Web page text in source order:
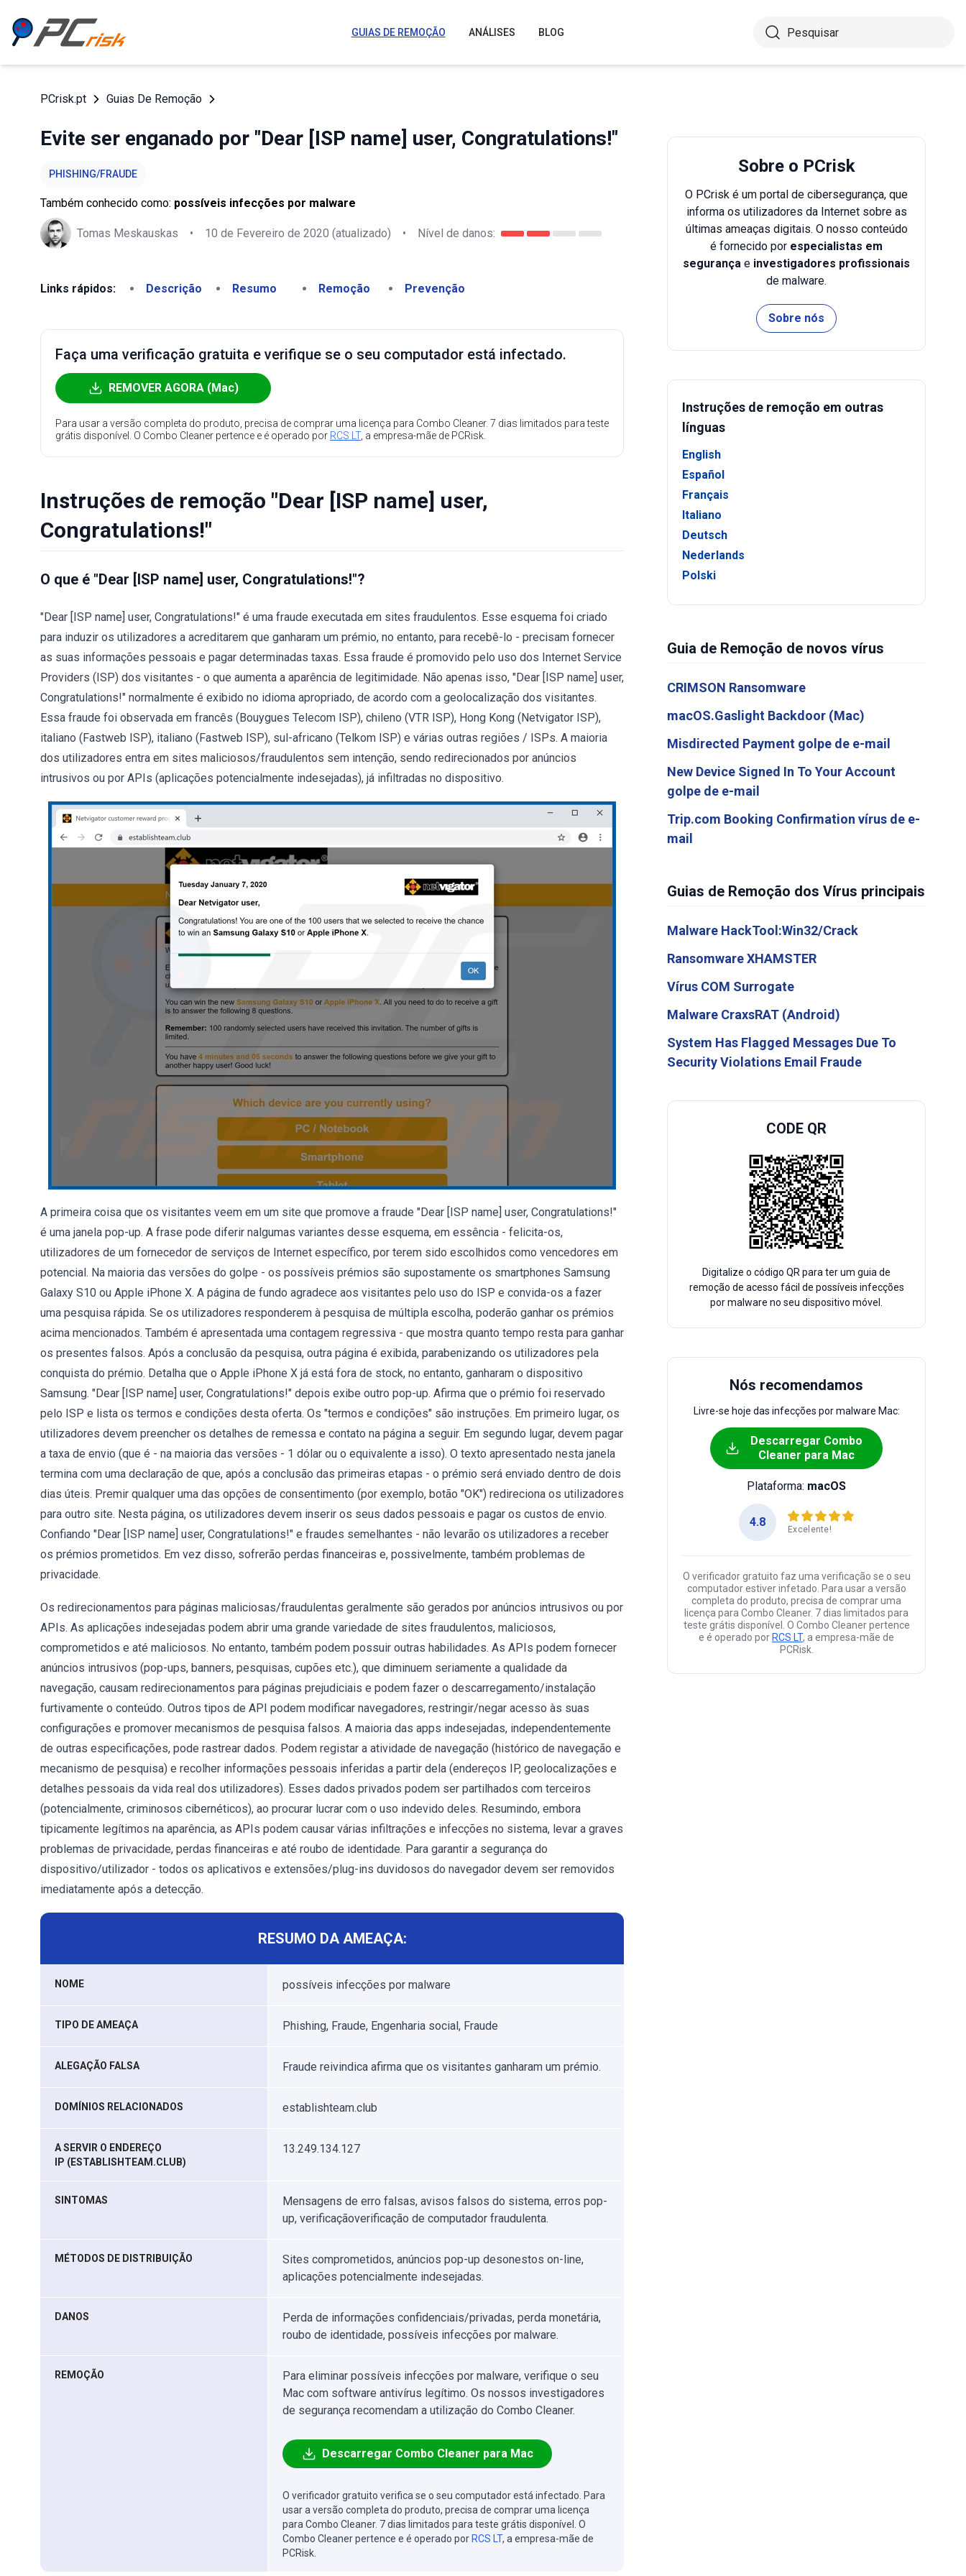
GUIAS DE REMOÇÃO ANÁLISES BLOG
PCrisk.pt Guias De Remoção
Evite ser enganado por "Dear [ISP name] user, Congratulations!"
PHISHING/FRAUDE
Também conhecido como: possíveis infecções por malware
Tomas Meskauskas • 10 de Fevereiro de 2020 (atualizado) • Nível de danos:
Links rápidos: Descrição Resumo Remoção Prevenção
Faça uma verificação gratuita e verifique se o seu computador está infectado.
REMOVER AGORA (Mac)
Para usar a versão completa do produto, precisa de comprar uma licença para Combo Cleaner. 7 dias limitados para teste
grátis disponível. O Combo Cleaner pertence e é operado por RCS LT, a empresa-mãe de PCRisk.
Instruções de remoção "Dear [ISP name] user,
Congratulations!"
O que é "Dear [ISP name] user, Congratulations!"?
"Dear [ISP name] user, Congratulations!" é uma fraude executada em sites fraudulentos. Esse esquema foi criado
para induzir os utilizadores a acreditarem que ganharam um prémio, no entanto, para recebê-lo - precisam fornecer
as suas informações pessoais e pagar determinadas taxas. Essa fraude é promovido pelo uso dos Internet Service
Providers (ISP) dos visitantes - o que aumenta a aparência de legitimidade. Não apenas isso, "Dear [ISP name] user,
Congratulations!" normalmente é exibido no idioma apropriado, de acordo com a geolocalização dos visitantes.
Essa fraude foi observada em francês (Bouygues Telecom ISP), chileno (VTR ISP), Hong Kong (Netvigator ISP),
italiano (Fastweb ISP), italiano (Fastweb ISP), sul-africano (Telkom ISP) e várias outras regiões / ISPs. A maioria
dos utilizadores entra em sites maliciosos/fraudulentos sem intenção, sendo redirecionados por anúncios
intrusivos ou por APIs (aplicações potencialmente indesejadas), já infiltradas no dispositivo.
A primeira coisa que os visitantes veem em um site que promove a fraude "Dear [ISP name] user, Congratulations!"
é uma janela pop-up. A frase pode diferir nalgumas variantes desse esquema, em essência - felicita-os,
utilizadores de um fornecedor de serviços de Internet específico, por terem sido escolhidos como vencedores em
potencial. Na maioria das versões do golpe - os possíveis prémios são supostamente os smartphones Samsung
Galaxy S10 ou Apple iPhone X. A página de fundo agradece aos visitantes pelo uso do ISP e convida-os a fazer
uma pesquisa rápida. Se os utilizadores responderem à pesquisa de múltipla escolha, poderão ganhar os prémios
acima mencionados. Também é apresentada uma contagem regressiva - que mostra quanto tempo resta para ganhar
os presentes falsos. Após a conclusão da pesquisa, outra página é exibida, parabenizando os utilizadores pela
conquista do prémio. Detalha que o Apple iPhone X já está fora de stock, no entanto, ganharam o dispositivo
Samsung. "Dear [ISP name] user, Congratulations!" depois exibe outro pop-up. Afirma que o prémio foi reservado
pelo ISP e lista os termos e condições desta oferta. Os "termos e condições" são instruções. Em primeiro lugar, os
utilizadores devem preencher os detalhes de remessa e contato na página a seguir. Em segundo lugar, devem pagar
a taxa de envio (que é - na maioria das versões - 1 dólar ou o equivalente a isso). O texto apresentado nesta janela
termina com uma declaração de que, após a conclusão das primeiras etapas - o prémio será enviado dentro de dois
dias úteis. Premir qualquer uma das opções de consentimento (por exemplo, botão "OK") redireciona os utilizadores
para outro site. Nesta página, os utilizadores devem inserir os seus dados pessoais e pagar os custos de envio.
Confiando "Dear [ISP name] user, Congratulations!" e fraudes semelhantes - não levarão os utilizadores a receber
os prémios prometidos. Em vez disso, sofrerão perdas financeiras e, possivelmente, também problemas de
privacidade.
Os redirecionamentos para páginas maliciosas/fraudulentas geralmente são gerados por anúncios intrusivos ou por
APIs. As aplicações indesejadas podem abrir uma grande variedade de sites fraudulentos, maliciosos,
comprometidos e até maliciosos. No entanto, também podem possuir outras habilidades. As APIs podem fornecer
anúncios intrusivos (pop-ups, banners, pesquisas, cupões etc.), que diminuem seriamente a qualidade da
navegação, causam redirecionamentos para páginas prejudiciais e podem fazer o descarregamento/instalação
furtivamente o conteúdo. Outros tipos de API podem modificar navegadores, restringir/negar acesso às suas
configurações e promover mecanismos de pesquisa falsos. A maioria das apps indesejadas, independentemente
de outras especificações, pode rastrear dados. Podem registar a atividade de navegação (histórico de navegação e
mecanismo de pesquisa) e recolher informações pessoais inferidas a partir dela (endereços IP, geolocalizações e
detalhes pessoais da vida real dos utilizadores). Esses dados privados podem ser partilhados com terceiros
(potencialmente, criminosos cibernéticos), ao procurar lucrar com o uso indevido deles. Resumindo, embora
tipicamente legítimos na aparência, as APIs podem causar várias infiltrações e infecções no sistema, levar a graves
problemas de privacidade, perdas financeiras e até roubo de identidade. Para garantir a segurança do
dispositivo/utilizador - todos os aplicativos e extensões/plug-ins duvidosos do navegador devem ser removidos
imediatamente após a detecção.
RESUMO DA AMEAÇA:
NOME possíveis infecções por malware
TIPO DE AMEAÇA Phishing, Fraude, Engenharia social, Fraude
ALEGAÇÃO FALSA Fraude reivindica afirma que os visitantes ganharam um prémio.
DOMÍNIOS RELACIONADOS establishteam.club
A SERVIR O ENDEREÇO
IP (ESTABLISHTEAM.CLUB)
13.249.134.127
SINTOMAS
Mensagens de erro falsas, avisos falsos do sistema, erros pop-
up, verificaçãoverificação de computador fraudulenta.
MÉTODOS DE DISTRIBUIÇÃO
Sites comprometidos, anúncios pop-up desonestos on-line,
aplicações potencialmente indesejadas.
DANOS
Perda de informações confidenciais/privadas, perda monetária,
roubo de identidade, possíveis infecções por malware.
REMOÇÃO
Para eliminar possíveis infecções por malware, verifique o seu
Mac com software antivírus legítimo. Os nossos investigadores
de segurança recomendam a utilização do Combo Cleaner.
Descarregar Combo Cleaner para Mac
O verificador gratuito verifica se o seu computador está infectado. Para
usar a versão completa do produto, precisa de comprar uma licença
para Combo Cleaner. 7 dias limitados para teste grátis disponível. O
Combo Cleaner pertence e é operado por RCS LT, a empresa-mãe de
PCRisk.
Sobre o PCrisk
O PCrisk é um portal de cibersegurança, que
informa os utilizadores da Internet sobre as
últimas ameaças digitais. O nosso conteúdo
é fornecido por especialistas em
segurança e investigadores profissionais
de malware.
Sobre nós
Instruções de remoção em outras
línguas
English
Español
Français
Italiano
Deutsch
Nederlands
Polski
Guia de Remoção de novos vírus
CRIMSON Ransomware
macOS.Gaslight Backdoor (Mac)
Misdirected Payment golpe de e-mail
New Device Signed In To Your Account
golpe de e-mail
Trip.com Booking Confirmation vírus de e-
mail
Guias de Remoção dos Vírus principais
Malware HackTool:Win32/Crack
Ransomware XHAMSTER
Vírus COM Surrogate
Malware CraxsRAT (Android)
System Has Flagged Messages Due To
Security Violations Email Fraude
CODE QR
Digitalize o código QR para ter um guia de
remoção de acesso fácil de possíveis infecções
por malware no seu dispositivo móvel.
Nós recomendamos
Livre-se hoje das infecções por malware Mac:
Descarregar Combo
Cleaner para Mac
Plataforma: macOS
4.8
Excelente!
O verificador gratuito faz uma verificação se o seu
computador estiver infetado. Para usar a versão
completa do produto, precisa de comprar uma
licença para Combo Cleaner. 7 dias limitados para
teste grátis disponível. O Combo Cleaner pertence
e é operado por RCS LT, a empresa-mãe de
PCRisk.